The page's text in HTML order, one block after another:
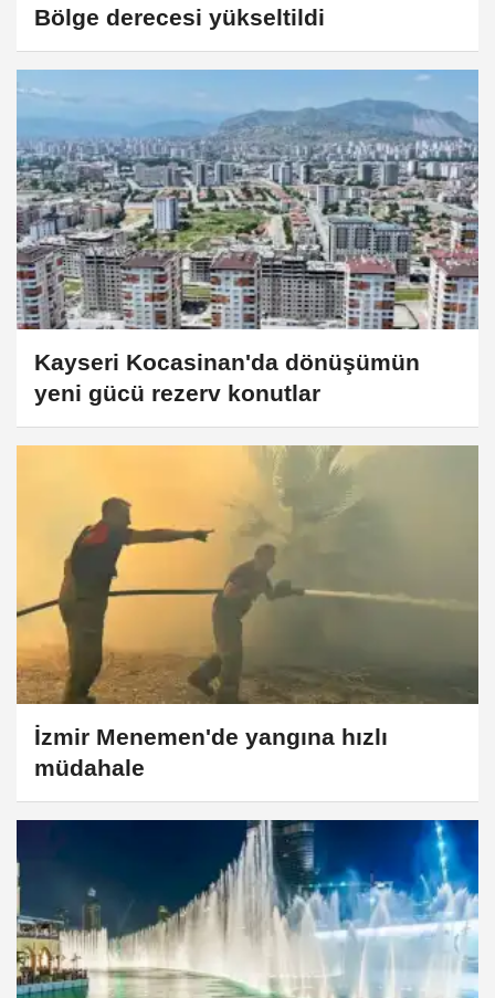
Bölge derecesi yükseltildi
Kayseri Kocasinan'da dönüşümün
yeni gücü rezerv konutlar
İzmir Menemen'de yangına hızlı
müdahale